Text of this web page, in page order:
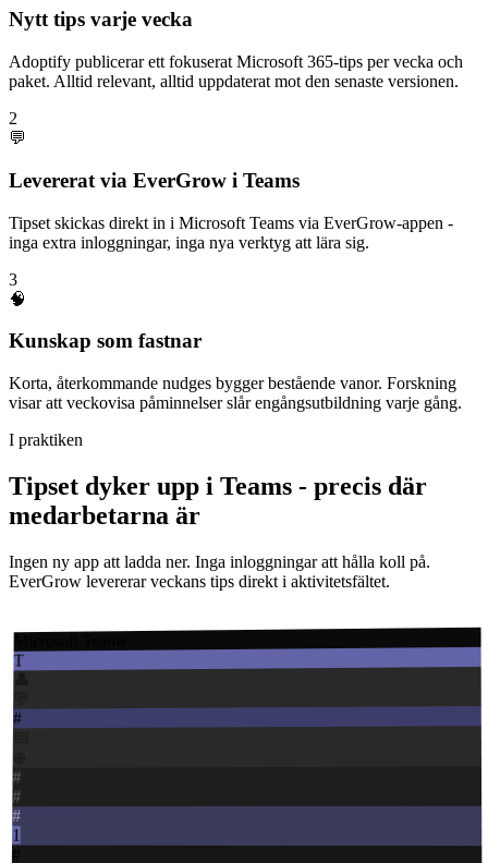
Nytt tips varje vecka
Adoptify publicerar ett fokuserat Microsoft 365-tips per vecka och
paket. Alltid relevant, alltid uppdaterat mot den senaste versionen.
2
💬
Levererat via EverGrow i Teams
Tipset skickas direkt in i Microsoft Teams via EverGrow-appen -
inga extra inloggningar, inga nya verktyg att lära sig.
3
🧠
Kunskap som fastnar
Korta, återkommande nudges bygger bestående vanor. Forskning
visar att veckovisa påminnelser slår engångsutbildning varje gång.
I praktiken
Tipset dyker upp i Teams - precis där
medarbetarna är
Ingen ny app att ladda ner. Inga inloggningar att hålla koll på.
EverGrow levererar veckans tips direkt i aktivitetsfältet.
T
💬
#
#
#
#
1